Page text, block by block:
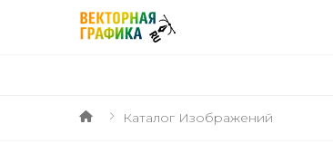
Каталог Изображений